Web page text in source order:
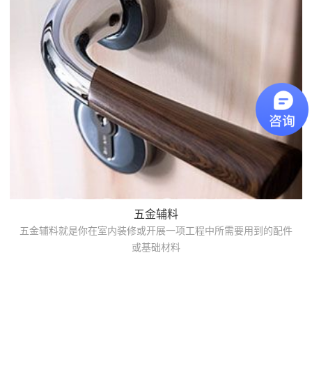
五金辅料
五金辅料就是你在室内装修或开展一项工程中所需要用到的配件
或基础材料